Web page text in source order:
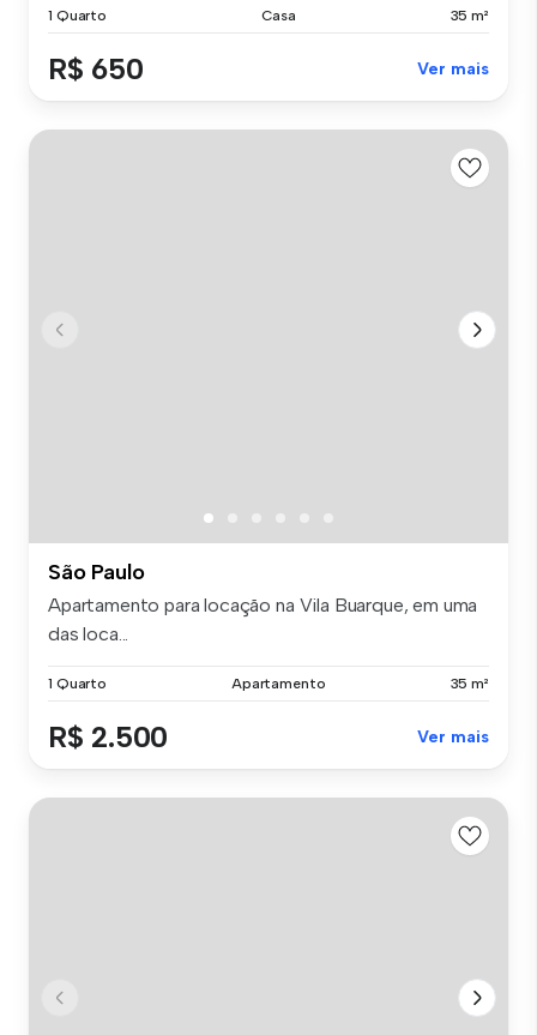
1 Quarto Casa 35 m²
R$ 650 Ver mais
São Paulo
Apartamento para locação na Vila Buarque, em uma
das loca...
1 Quarto Apartamento 35 m²
R$ 2.500 Ver mais